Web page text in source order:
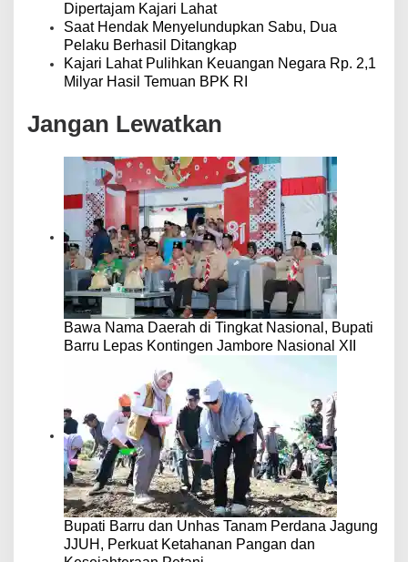
Dipertajam Kajari Lahat
Saat Hendak Menyelundupkan Sabu, Dua
Pelaku Berhasil Ditangkap
Kajari Lahat Pulihkan Keuangan Negara Rp. 2,1
Milyar Hasil Temuan BPK RI
Jangan Lewatkan
Bawa Nama Daerah di Tingkat Nasional, Bupati
Barru Lepas Kontingen Jambore Nasional XII
Bupati Barru dan Unhas Tanam Perdana Jagung
JJUH, Perkuat Ketahanan Pangan dan